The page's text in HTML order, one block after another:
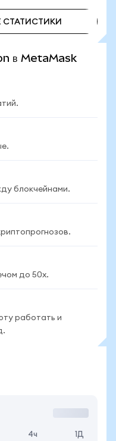
СТАТИСТИКИ
в MetaMask
блокчейнами.
до 50x.
работать и
4ч 1Д